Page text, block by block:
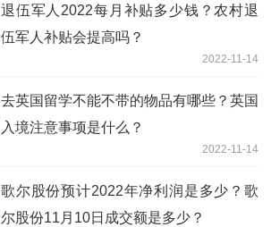
退伍军人2022每月补贴多少钱？农村退
伍军人补贴会提高吗？
2022-11-14
去英国留学不能不带的物品有哪些？英国
入境注意事项是什么？
2022-11-14
歌尔股份预计2022年净利润是多少？歌
尔股份11月10日成交额是多少？